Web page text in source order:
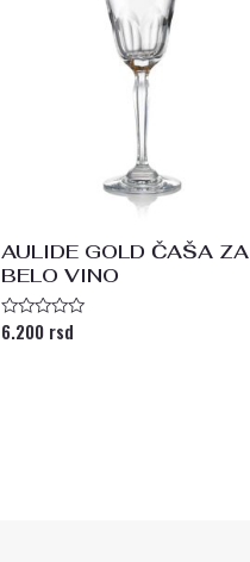
AULIDE GOLD ČAŠA ZA
BELO VINO
Ocenjeno
sa
6.200 rsd